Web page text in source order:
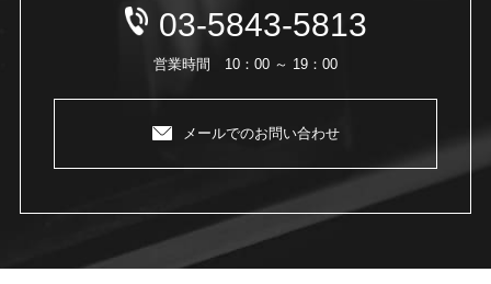
03-5843-5813
営業時間 10：00 ～ 19：00
メールでのお問い合わせ